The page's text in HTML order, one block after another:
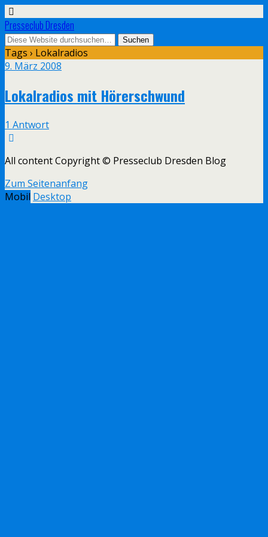
Presseclub Dresden
Tags › Lokalradios
9. März 2008
Lokalradios mit Hörerschwund
1 Antwort
All content Copyright © Presseclub Dresden Blog
Zum Seitenanfang
Mobil Desktop